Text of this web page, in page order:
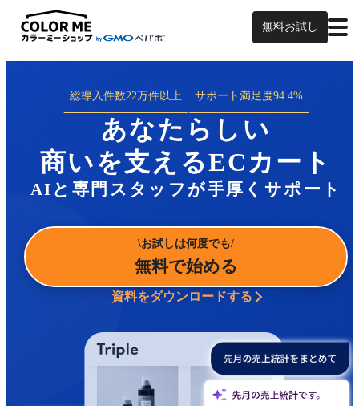
無料お試し
総導入件数22万件以上 サポート満足度94.4%
あなたらしい
商いを支えるECカート
AIと専門スタッフが手厚くサポート
お試しは何度でも
無料で始める
資料をダウンロードする